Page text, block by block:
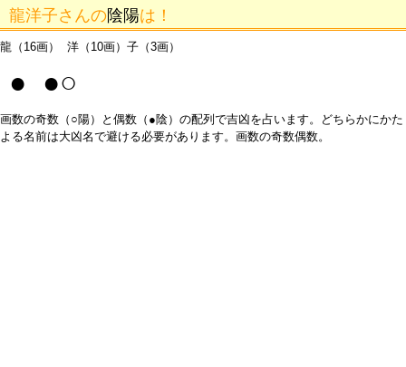
龍洋子さんの陰陽は！
龍（16画） 洋（10画）子（3画）
● ●○
画数の奇数（○陽）と偶数（●陰）の配列で吉凶を占います。どちらかにかた
よる名前は大凶名で避ける必要があります。画数の奇数偶数。